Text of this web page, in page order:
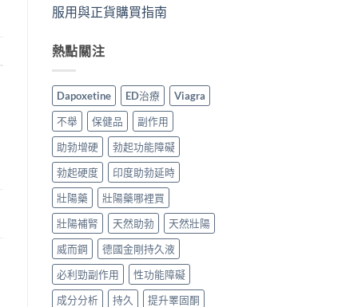
服用與正貨購買指南
熱點關注
Dapoxetine ED治療
Viagra
不舉
保健品
副作用
助勃增硬
勃起功能障礙
勃起硬度
印度助勃延時
壯陽藥
壯陽藥哪裡買
壯陽補腎
天然助勃
天然壯陽
威而鋼
德國金剛持久液
必利勁副作用
性功能障礙
成分分析
持久
提升睪固酮